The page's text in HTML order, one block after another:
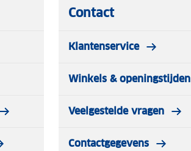
Contact
Klantenservice
Winkels & openingstijden
Veelgestelde vragen
Contactgegevens